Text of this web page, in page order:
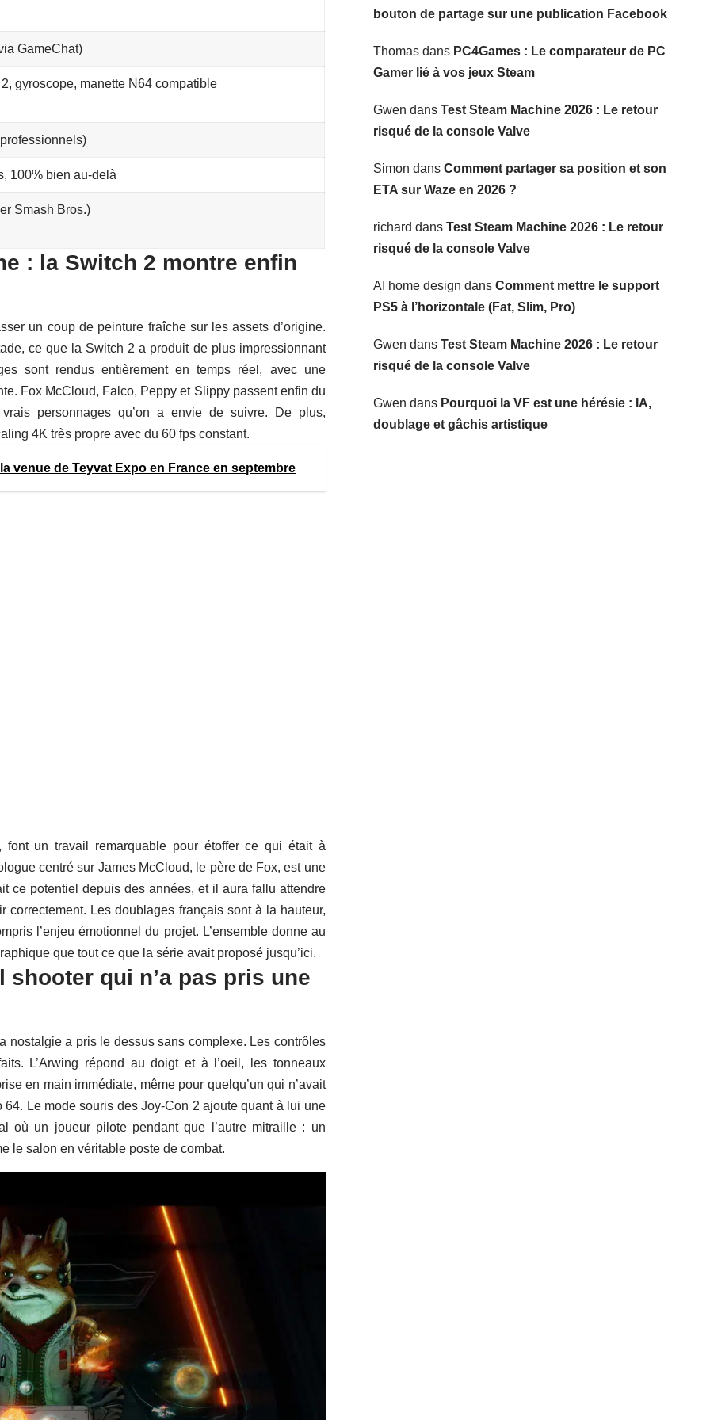
GameChat)
gyroscope, manette N64 compatible
100% bien au-delà
Smash Bros.)
: la Switch 2 montre enfin
un coup de peinture fraîche sur les assets d’origine.
ce que la Switch 2 a produit de plus impressionnant
sont rendus entièrement en temps réel, avec une
Fox McCloud, Falco, Peppy et Slippy passent enfin du
personnages qu’on a envie de suivre. De plus,
4K très propre avec du 60 fps constant.
venue de Teyvat Expo en France en septembre
un travail remarquable pour étoffer ce qui était à
centré sur James McCloud, le père de Fox, est une
ce potentiel depuis des années, et il aura fallu attendre
correctement. Les doublages français sont à la hauteur,
l’enjeu émotionnel du projet. L’ensemble donne au
que tout ce que la série avait proposé jusqu’ici.
qui n’a pas pris une
nostalgie a pris le dessus sans complexe. Les contrôles
L’Arwing répond au doigt et à l’oeil, les tonneaux
en main immédiate, même pour quelqu’un qui n’avait
Le mode souris des Joy-Con 2 ajoute quant à lui une
où un joueur pilote pendant que l’autre mitraille : un
le salon en véritable poste de combat.
bouton de partage sur une publication Facebook
Thomasdans PC4Games : Le comparateur de PC
Gamer lié à vos jeux Steam
Gwen dans Test Steam Machine 2026 : Le retour
risqué de la console Valve
Simon dans Comment partager sa position et son
ETA sur Waze en 2026 ?
richard dans Test Steam Machine 2026 : Le retour
risqué de la console Valve
AI home design dans Comment mettre le support
PS5 à l’horizontale (Fat, Slim, Pro)
Gwen dans Test Steam Machine 2026 : Le retour
risqué de la console Valve
Gwen dans Pourquoi la VF est une hérésie : IA,
doublage et gâchis artistique